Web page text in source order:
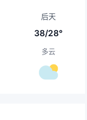
后天
38/28°
多云